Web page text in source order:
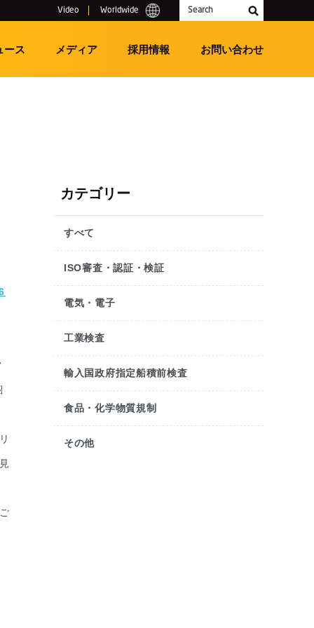
Video Worldwide Search
ース メディア 採用情報 お問い合わせ
カテゴリー
すべて
ISO審査・認証・検証
電気・電子
工業検査
輸入国政府指定船積前検査
食品・化学物質規制
その他